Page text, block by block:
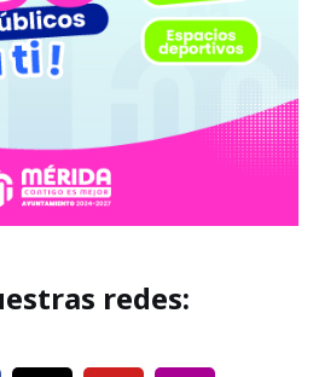
redes: